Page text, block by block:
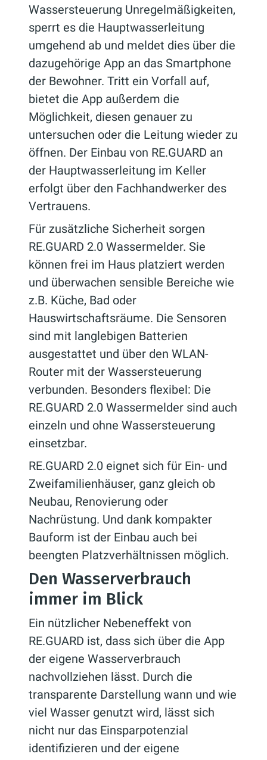
Wassersteuerung Unregelmäßigkeiten,
sperrt es die Hauptwasserleitung
umgehend ab und meldet dies über die
dazugehörige App an das Smartphone
der Bewohner. Tritt ein Vorfall auf,
bietet die App außerdem die
Möglichkeit, diesen genauer zu
untersuchen oder die Leitung wieder zu
öffnen. Der Einbau von RE.GUARD an
der Hauptwasserleitung im Keller
erfolgt über den Fachhandwerker des
Vertrauens.
Für zusätzliche Sicherheit sorgen
RE.GUARD 2.0 Wassermelder. Sie
können frei im Haus platziert werden
und überwachen sensible Bereiche wie
z.B. Küche, Bad oder
Hauswirtschaftsräume. Die Sensoren
sind mit langlebigen Batterien
ausgestattet und über den WLAN-
Router mit der Wassersteuerung
verbunden. Besonders flexibel: Die
RE.GUARD 2.0 Wassermelder sind auch
einzeln und ohne Wassersteuerung
einsetzbar.
RE.GUARD 2.0 eignet sich für Ein- und
Zweifamilienhäuser, ganz gleich ob
Neubau, Renovierung oder
Nachrüstung. Und dank kompakter
Bauform ist der Einbau auch bei
beengten Platzverhältnissen möglich.
Den Wasserverbrauch
immer im Blick
Ein nützlicher Nebeneffekt von
RE.GUARD ist, dass sich über die App
der eigene Wasserverbrauch
nachvollziehen lässt. Durch die
transparente Darstellung wann und wie
viel Wasser genutzt wird, lässt sich
nicht nur das Einsparpotenzial
identifizieren und der eigene